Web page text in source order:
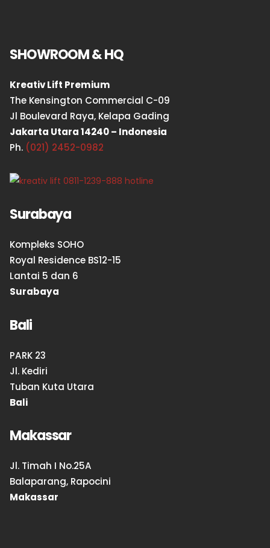
SHOWROOM & HQ
Kreativ Lift Premium
The Kensington Commercial C-09
Jl Boulevard Raya, Kelapa Gading
Jakarta Utara 14240 – Indonesia
Ph. (021) 2452-0982
Surabaya
Kompleks SOHO
Royal Residence BS12-15
Lantai 5 dan 6
Surabaya
Bali
PARK 23
Jl. Kediri
Tuban Kuta Utara
Bali
Makassar
Jl. Timah I No.25A
Balaparang, Rapocini
Makassar